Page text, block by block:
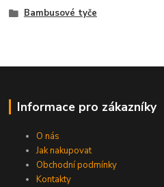
Bambusové tyče
Informace pro zákazníky
O nás
Jak nakupovat
Obchodní podmínky
Kontakty